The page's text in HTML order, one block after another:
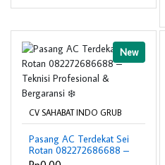
New
CV SAHABAT INDO GRUB
Pasang AC Terdekat Sei
Rotan 082272686688 –
Teknisi Profesional &